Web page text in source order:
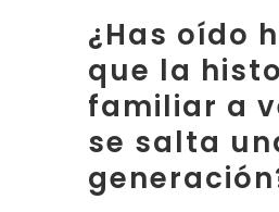
¿Has oído
que la
familiar a
se salta